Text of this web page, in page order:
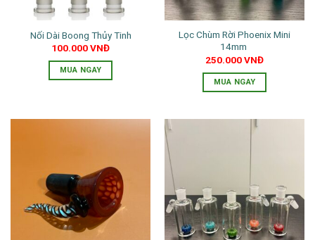
có
thể
được
chọn
trên
trang
sản
Nối Dài Boong Thủy Tinh
100.000VNĐ
MUA NGAY
Lọc Chùm Rời Phoenix Mini
14mm
250.000VNĐ
MUA NGAY